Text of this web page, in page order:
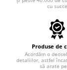
PAUL WALKER
PENTRU FETE
PRODUSE IN
cu
Produse de
Acordăm o
detaliilor, astfel
să arate